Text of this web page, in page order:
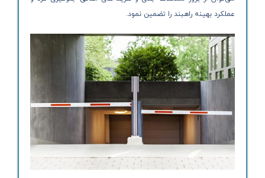
عملکرد بهینه راهبند را تضمین نمود.